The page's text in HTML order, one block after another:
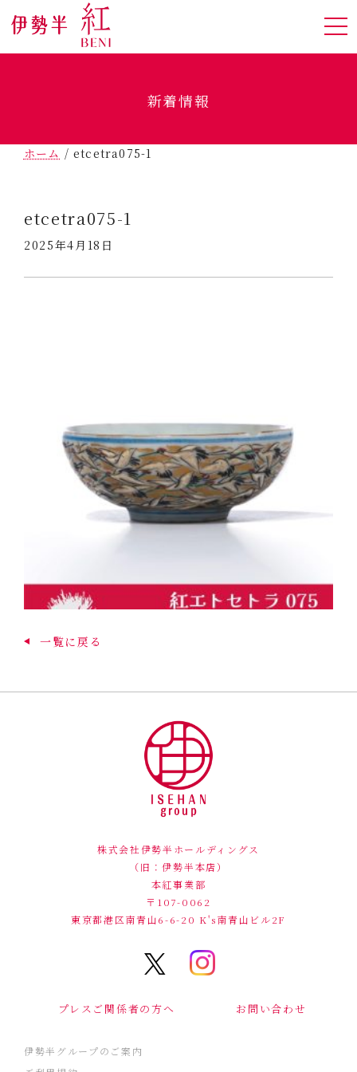
新着情報
ホーム /etcetra075-1
etcetra075-1
2025年4月18日
一覧に戻る
株式会社伊勢半ホールディングス
（旧：伊勢半本店）
本紅事業部
〒107-0062
東京都港区南青山6-6-20 K's南青山ビル2F
プレスご関係者の方へ お問い合わせ
伊勢半グループのご案内